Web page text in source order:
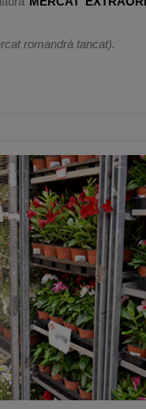
romandrà tancat).